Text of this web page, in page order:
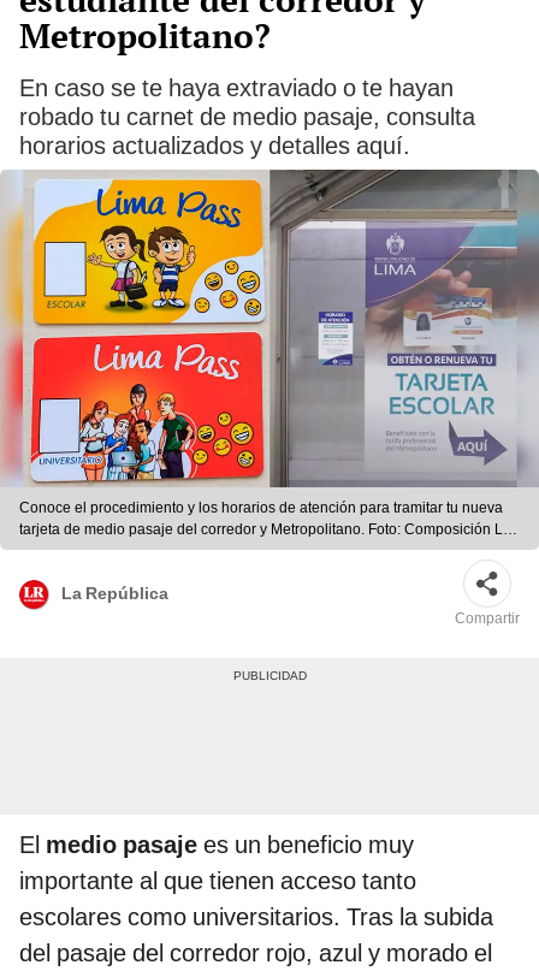
Metropolitano?
En caso se te haya extraviado o te hayan
robado tu carnet de medio pasaje, consulta
horarios actualizados y detalles aquí.
Conoce el procedimiento y los horarios de atención para tramitar tu nueva
tarjeta de medio pasaje del corredor y Metropolitano. Foto: Composición La
República
La República
Compartir
El medio pasaje es un beneficio muy
importante al que tienen acceso tanto
escolares como universitarios. Tras la subida
del pasaje del corredor rojo, azul y morado el